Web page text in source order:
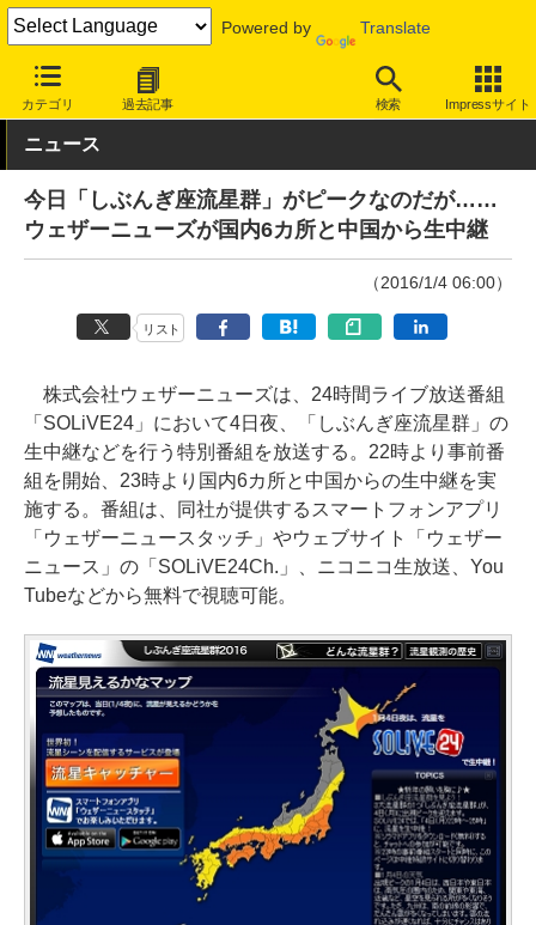
Powered by Translate
カテゴリ 過去記事 検索 Impressサイト
INTERNET Watch トピック
ニュース
今日「しぶんぎ座流星群」がピークなのだが……
ウェザーニューズが国内6カ所と中国から生中継
（2016/1/4 06:00）
リスト
株式会社ウェザーニューズは、24時間ライブ放送番組
「SOLiVE24」において4日夜、「しぶんぎ座流星群」の
生中継などを行う特別番組を放送する。22時より事前番
組を開始、23時より国内6カ所と中国からの生中継を実
施する。番組は、同社が提供するスマートフォンアプリ
「ウェザーニュースタッチ」やウェブサイト「ウェザー
ニュース」の「SOLiVE24Ch.」、ニコニコ生放送、You
Tubeなどから無料で視聴可能。